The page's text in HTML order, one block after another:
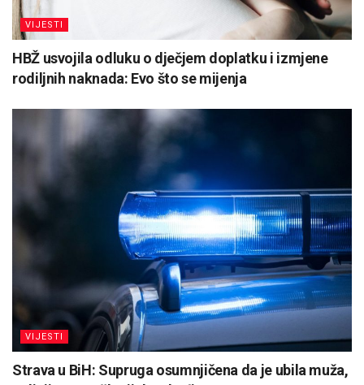
VIJESTI
HBŽ usvojila odluku o dječjem doplatku i izmjene
rodiljnih naknada: Evo što se mijenja
VIJESTI
Strava u BiH: Supruga osumnjičena da je ubila muža,